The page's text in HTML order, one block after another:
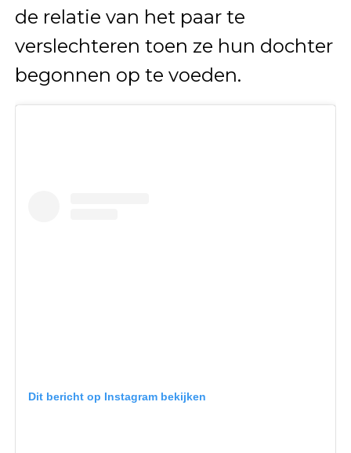
de relatie van het paar te
verslechteren toen ze hun dochter
begonnen op te voeden.
Dit bericht op Instagram bekijken